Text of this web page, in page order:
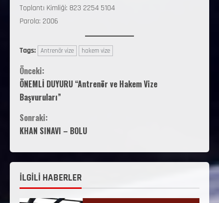
Toplantı Kimliği: 823 2254 5104
Parola: 2006
Tags: Antrenör vize hakem vize
Önceki:
ÖNEMLİ DUYURU “Antrenör ve Hakem Vize
Başvuruları”
Sonraki:
KHAN SINAVI – BOLU
İLGİLİ HABERLER